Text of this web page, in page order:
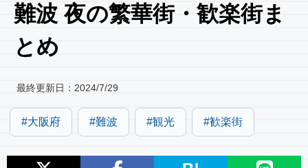
難波 夜の繁華街・歓楽街ま
とめ
最終更新日： 2024/7/29
大阪府 難波 観光 歓楽街